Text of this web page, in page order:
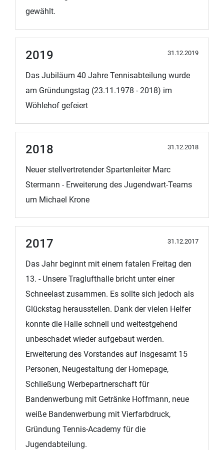
gewählt.
31.12.2019
2019
Das Jubiläum 40 Jahre Tennisabteilung wurde
am Gründungstag (23.11.1978 - 2018) im
Wöhlehof gefeiert
31.12.2018
2018
Neuer stellvertretender Spartenleiter Marc
Stermann - Erweiterung des Jugendwart-Teams
um Michael Krone
31.12.2017
2017
Das Jahr beginnt mit einem fatalen Freitag den
13. - Unsere Traglufthalle bricht unter einer
Schneelast zusammen. Es sollte sich jedoch als
Glückstag herausstellen. Dank der vielen Helfer
konnte die Halle schnell und weitestgehend
unbeschadet wieder aufgebaut werden.
Erweiterung des Vorstandes auf insgesamt 15
Personen, Neugestaltung der Homepage,
Schließung Werbepartnerschaft für
Bandenwerbung mit Getränke Hoffmann, neue
weiße Bandenwerbung mit Vierfarbdruck,
Gründung Tennis-Academy für die
Jugendabteilung.